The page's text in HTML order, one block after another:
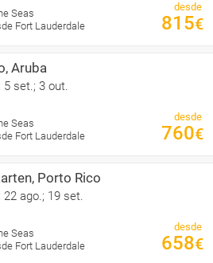
Seas
Fort Lauderdale
desde
815€
Aruba
5 set.; 3 out.
Seas
Fort Lauderdale
desde
760€
Porto Rico
22 ago.; 19 set.
Seas
Fort Lauderdale
desde
658€